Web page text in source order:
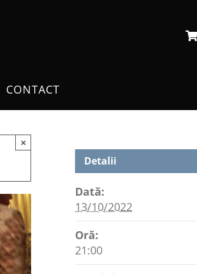
CONTACT
×
Detalii
Dată:
13/10/2022
Oră:
21:00